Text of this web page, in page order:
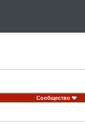
Сообщество